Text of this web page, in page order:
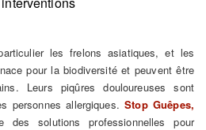
les frelons asiatiques, et les
pour la biodiversité et peuvent être
Leurs piqûres douloureuses sont
personnes allergiques.Stop Guêpes,
des solutions professionnelles pour